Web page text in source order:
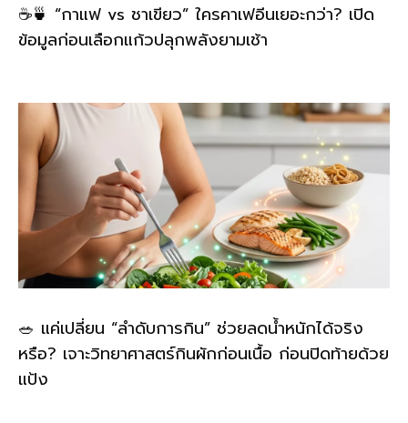
☕🍵 “กาแฟ vs ชาเขียว” ใครคาเฟอีนเยอะกว่า? เปิด
ข้อมูลก่อนเลือกแก้วปลุกพลังยามเช้า
🥗 แค่เปลี่ยน “ลำดับการกิน” ช่วยลดน้ำหนักได้จริง
หรือ? เจาะวิทยาศาสตร์กินผักก่อนเนื้อ ก่อนปิดท้ายด้วย
แป้ง